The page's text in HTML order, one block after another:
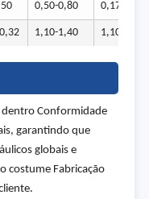
0,50-0,80 0,17-0,37
1,10-1,40 1,10-1,40
dentro Conformidade
garantindo que
globais e
costume Fabricação